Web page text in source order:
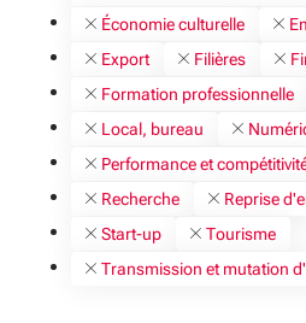
Économie culturelle
Export
Filières
Formation professionnelle
Local, bureau
Performance et
Recherche
Reprise
Start-up
Tourisme
Transmission et mutation